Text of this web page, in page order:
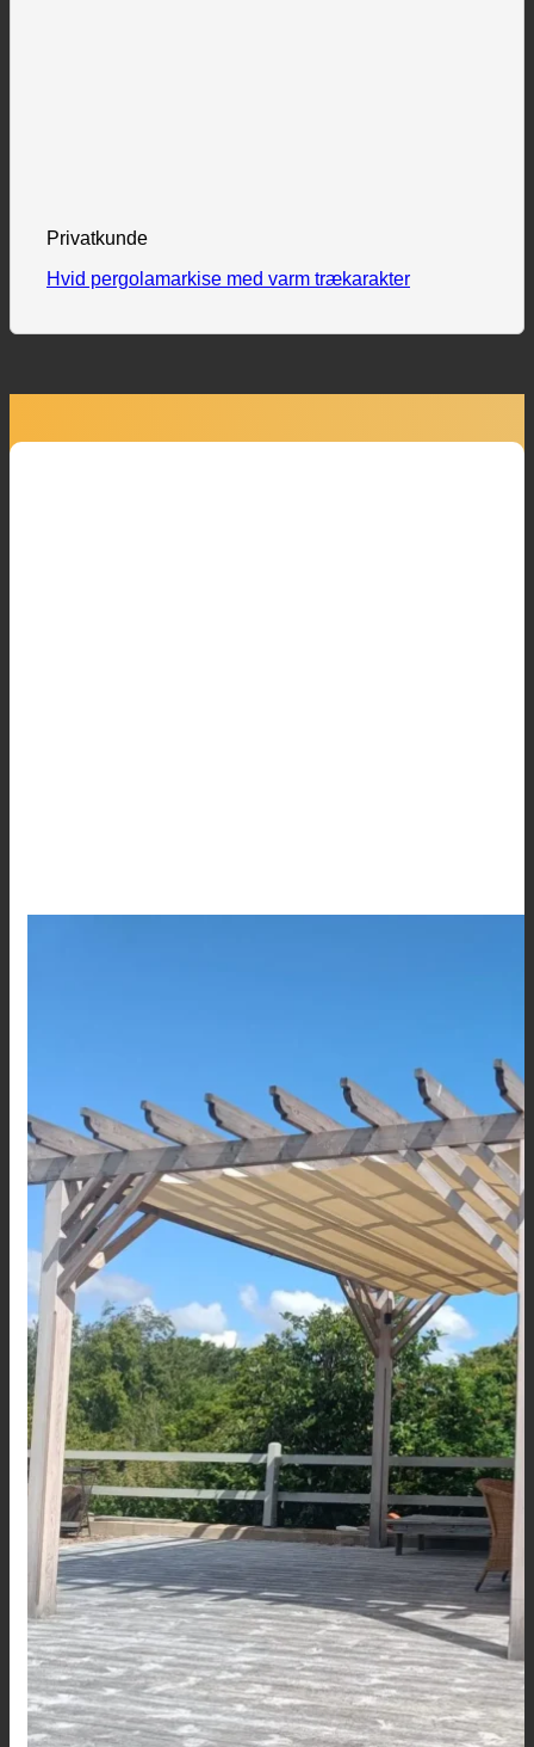
Privatkunde
Hvid pergolamarkise med varm trækarakter